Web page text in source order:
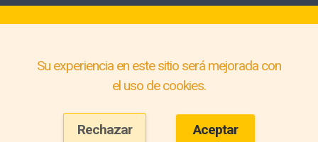
Su experiencia en este sitio será mejorada con
el uso de cookies.
Rechazar Aceptar